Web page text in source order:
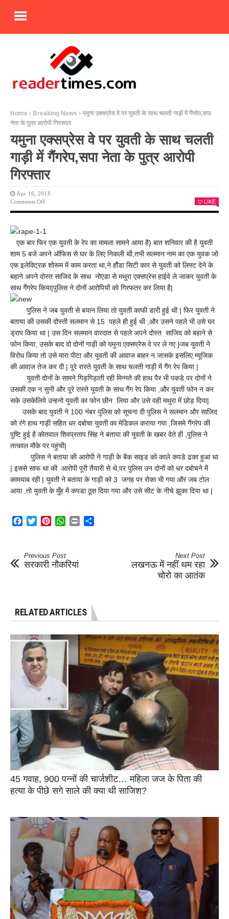
Home Breaking News
यमुना एक्सप्रेस वे पर युवती के साथ चलती गाड़ी में गैंगरेप,सपा
नेता के पुत्र आरोपी गिरफ्तार
यमुना एक्सप्रेस वे पर युवती के साथ चलती
गाड़ी में गैंगरेप,सपा नेता के पुत्र आरोपी
गिरफ्तार
Apr 16, 2018
Comments OffOn
पर
युवती
साथ
चलती
गाड़ी
गैंगरेप,सपा
के
आरोपी
गिरफ्तार
LIKE
एक बार फिर एक युवती के रेप का मामला सामने आया है} बात शनिवार की है युवती
शाम 5 बजे अपने ऑफिस से घर के लिए निकली थी,तभी सलमान नाम का एक युवक जो
एक इलेक्ट्रिक शोरूम में काम करता था,ने हौंडा सिटी कार से युवती को लिफ्ट देने के
बहाने अपने दोस्त साजिद के साथ नोएडा से मथुरा एक्सप्रेस हाईवे ले जाकर युवती के
साथ गैंगरेप किया|पुलिस ने दोनों आरोपियों को गिरफतर कर लिया है|
पुलिस ने जब युवती से बयान लिया तो युवती काफी डारी हुई थी | फिर युवती ने
बताया की उसकी दोस्ती सलमान से 15 पहले ही हुई थी ,और उसने पहले भी उसे घर
ड्राप किया था | उस दिन सलमान वारदात से पहले अपने दोस्त साजिद को बहाने से
फोन किया, उसके बाद वो दोनों गाड़ी को यमुना एक्सप्रेस वे पर ले गए }जब युवती ने
विरोध किया तो उसे मारा पीटा और युवती की आवाज बाहर न जासके इसलिए म्यूजिक
की आवाज तेज कर दी | पूरे रास्ते युवती के साथ चलती गाड़ी में गैंग रेप किया |
युवती दोनों के सामने गिड़गिड़ाती रही मिन्नते की हाथ पैर भी पकडे पर दोनों ने
उसकी एक न सुनी और पूरे रास्ते युवती के साथ गैंग रेप किया ,और युवती फोन न कर
सके उसकेलिये उन्हनो युवती का फोन छीन लिया और उसे वही मथुरा में छोड़ दिया|
उसके बाद युवती ने 100 नंबर पुलिस को सूचना दी पुलिस ने सलमान और साजिद
को रंगे हाथ गाड़ी सहित धर दबोचा युवती का मेडिकल कराया गया ,जिसमे गैंगरेप की
पुष्टि हुई है कोतवाल शिवप्रताप सिंह ने बताया की युवती के खबर देते ही ,पुलिस ने
तत्काल मौके पर पहुंची|
पुलिस ने बताया की आरोपी ने गाड़ी के बैक साइड को काले कपडे ढका हुआ था
| इससे साफ था की आरोपी पूरी तैयारी से थे,पर पुलिस उन दोनों को धर दबोचने में
कामयाब रही | युवती ने बताया के गाड़ी को 3 जगह पर रोका भी गया और जब टोल
आया ,तो युवती के मुँह में कपडा ठूस दिया गया और उसे सीट के नीचे झुका दिया था |
Facebook
TwitterPinterestWhatsApp
Print
Previous Post
सरकारी नौकरियां
Next Post
लखनऊ में नहीं थम रहा
चोरो का आतंक
RELATED ARTICLES
45 गवाह, 900 पन्नों की चार्जशीट… महिला जज के पिता की
हत्या के पीछे सगे साले की क्या थी साजिश?